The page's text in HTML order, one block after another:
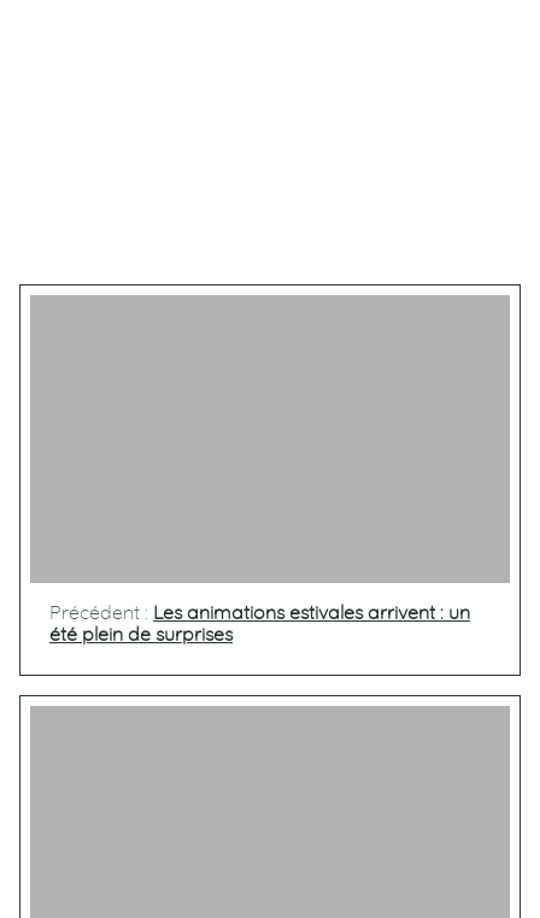
Précédent : Les animations estivales arrivent : un
été plein de surprises